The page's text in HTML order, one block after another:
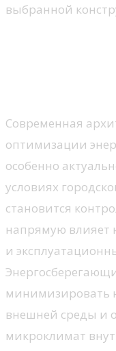
выбранной
Современная
оптимизации
особенно
условиях
становится
напрямую влияет
и
минимизировать
внешней среды и
микроклимат